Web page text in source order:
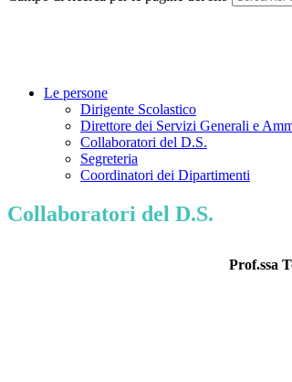
Le persone
Dirigente Scolastico
Direttore dei Servizi Generali e
Collaboratori del D.S.
Segreteria
Coordinatori dei Dipartimenti
Collaboratori del D.S.
Prof.ssa